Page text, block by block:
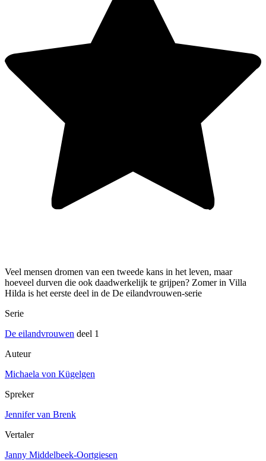
Veel mensen dromen van een tweede kans in het leven, maar
hoeveel durven die ook daadwerkelijk te grijpen? Zomer in Villa
Hilda is het eerste deel in de De eilandvrouwen-serie
Serie
De eilandvrouwen deel 1
Auteur
Michaela von Kügelgen
Spreker
Jennifer van Brenk
Vertaler
Janny Middelbeek-Oortgiesen